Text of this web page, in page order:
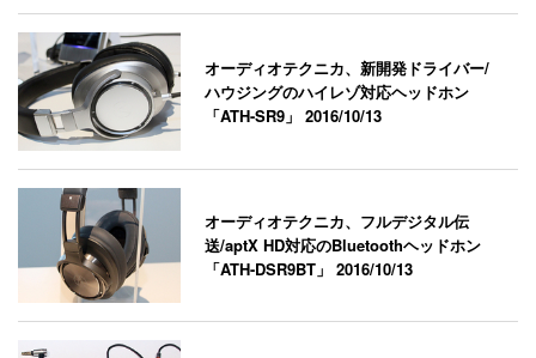
オーディオテクニカ、新開発ドライバー/
ハウジングのハイレゾ対応ヘッドホン
「ATH-SR9」2016/10/13
オーディオテクニカ、フルデジタル伝
送/aptX HD対応のBluetoothヘッドホン
「ATH-DSR9BT」2016/10/13